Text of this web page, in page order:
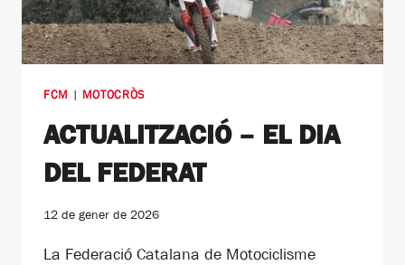
FCM | MOTOCRÒS
ACTUALITZACIÓ – EL DIA
DEL FEDERAT
12 de gener de 2026
La Federació Catalana de Motociclisme